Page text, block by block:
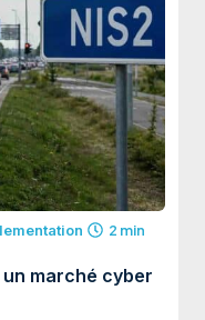
2 min
marché cyber